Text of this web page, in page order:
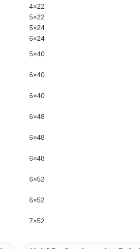
4×22
5×22
5×24
6×24
5×40
6×40
6×40
6×48
6×48
6×48
6×52
6×52
7×52